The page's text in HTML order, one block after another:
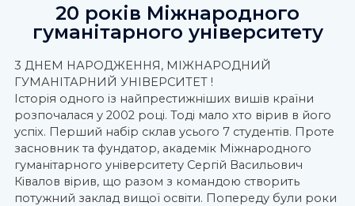
20 років Міжнародного
гуманітарного університету
3 ДНЕМ НАРОДЖЕННЯ, МІЖНАРОДНИЙ
ГУМАНІТАРНИЙ УНІВЕРСИТЕТ !
Історія одного із найпрестижніших вишів країни
розпочалася у 2002 році. Тоді мало хто вірив в його
успіх. Перший набір склав усього 7 студентів. Проте
засновник та фундатор, академік Міжнародного
гуманітарного університету Сергій Васильович
Ківалов вірив, що разом з командою створить
потужний заклад вищої освіти. Попереду були роки